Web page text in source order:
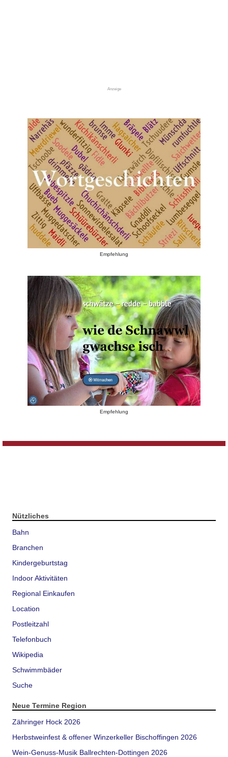
Anzeige
Empfehlung
Empfehlung
Nützliches
Bahn
Branchen
Kindergeburtstag
Indoor Aktivitäten
Regional Einkaufen
Location
Postleitzahl
Telefonbuch
Wikipedia
Schwimmbäder
Suche
Neue Termine Region
Zähringer Hock 2026
Herbstweinfest & offener Winzerkeller Bischoffingen 2026
Wein-Genuss-Musik Ballrechten-Dottingen 2026